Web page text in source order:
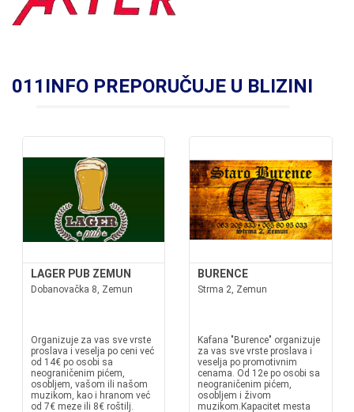
011INFO PREPORUČUJE U BLIZINI
LAGER PUB ZEMUN
Dobanovačka 8, Zemun
Organizuje za vas sve vrste
proslava i veselja po ceni već
od 14€ po osobi sa
neograničenim pićem,
osobljem, vašom ili našom
muzikom, kao i hranom već
od 7€ meze ili 8€ roštilj.
BURENCE
Strma 2, Zemun
Kafana "Burence" organizuje
za vas sve vrste proslava i
veselja po promotivnim
cenama. Od 12e po osobi sa
neograničenim pićem,
osobljem i živom
muzikom.Kapacitet mesta